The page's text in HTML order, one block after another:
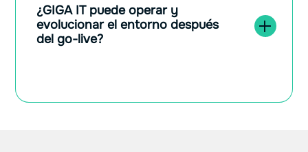
¿GIGA IT puede operar y
evolucionar el entorno después
del go-live?